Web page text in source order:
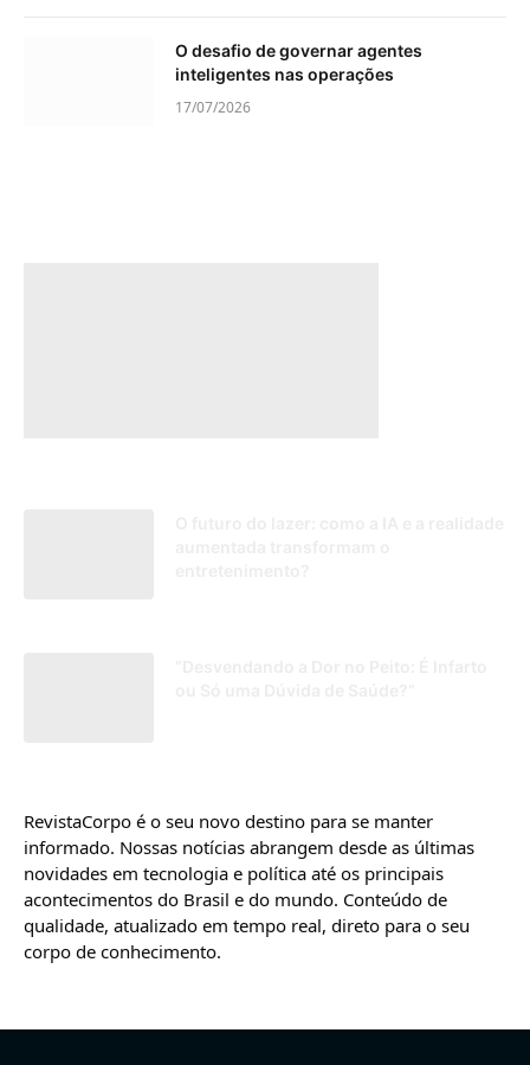
O desafio de governar agentes
inteligentes nas operações
17/07/2026
RevistaCorpo é o seu novo destino para se manter
informado. Nossas notícias abrangem desde as últimas
novidades em tecnologia e política até os principais
acontecimentos do Brasil e do mundo. Conteúdo de
qualidade, atualizado em tempo real, direto para o seu
corpo de conhecimento.